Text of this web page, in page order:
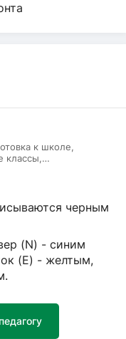
к школе,
классы,
черным
(N) - синим
(E) - желтым,